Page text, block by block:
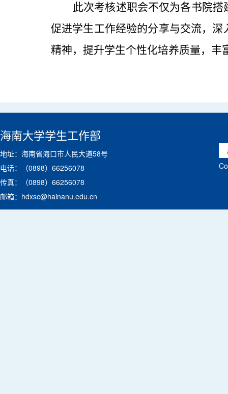
此次考核述职会不仅为各书院
促进学生工作经验的分享与交流，
精神，提升学生个性化培养质量，丰
海南大学学生工作部
地址：海南省海口市人民大道58号
电话：（0898）66256078
传真：（0898）66256078
邮箱：hdxsc@hainanu.edu.cn